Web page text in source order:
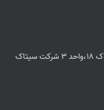
تهران،خیابان مدنی شمالی،کوچه رمضانی،پلاک 18،واحد 3 شرکت سیتاک